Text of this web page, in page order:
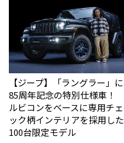
【ジープ】「ラングラー」に
85周年記念の特別仕様車！
ルビコンをベースに専用チェ
ック柄インテリアを採用した
100台限定モデル